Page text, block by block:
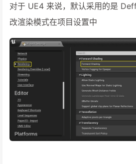
对于 UE4 来说，默认采用的是
改渲染模式在项目设置中